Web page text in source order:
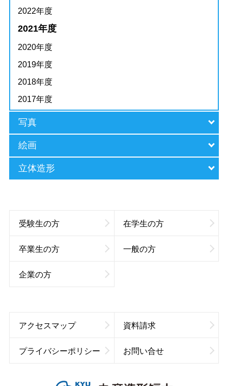
2022年度
2021年度
2020年度
2019年度
2018年度
2017年度
写真
絵画
立体造形
受験生の方 在学生の方
卒業生の方 一般の方
企業の方
アクセスマップ 資料請求
プライバシーポリシー お問い合せ